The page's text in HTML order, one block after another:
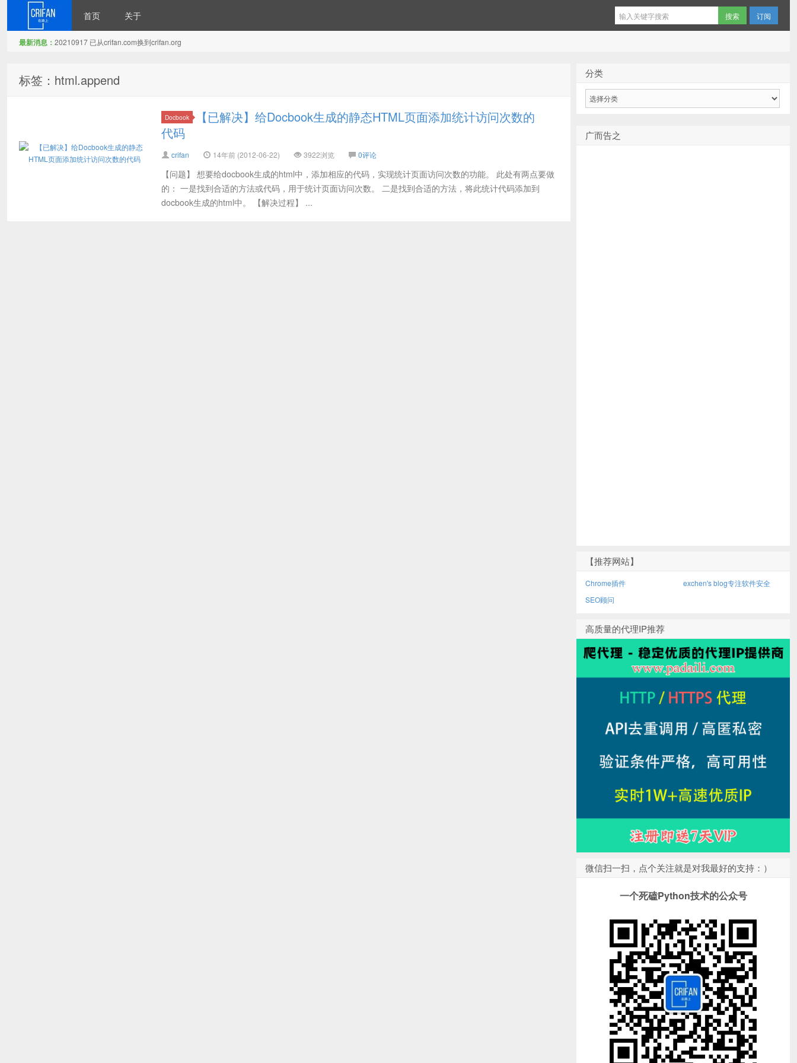
首页 关于 订阅
最新消息： 20210917 已从crifan.com换到crifan.org
标签：html.append
Docbook
【已解决】给Docbook生成的静态HTML页面添加统计访问次数的
代码
crifan 14年前 (2012-06-22) 3922浏览 0评论
【问题】 想要给docbook生成的html中，添加相应的代码，实现统计页面访问次数的功能。 此处有两点要做
的： 一是找到合适的方法或代码，用于统计页面访问次数。 二是找到合适的方法，将此统计代码添加到
docbook生成的html中。 【解决过程】 ...
分类
广而告之
【推荐网站】
Chrome插件
exchen's blog专注软件安全
SEO顾问
高质量的代理IP推荐
微信扫一扫，点个关注就是对我最好的支持：）
一个死磕Python技术的公众号